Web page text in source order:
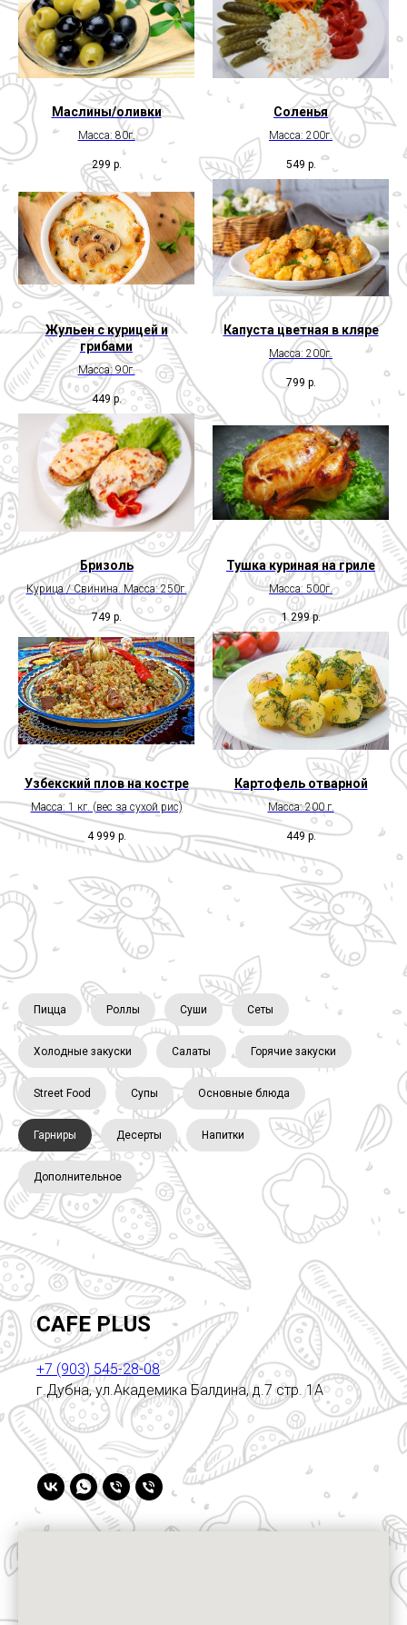
Маслины/оливки
Масса: 80г.
299 р.
Соленья
Масса: 200г.
549 р.
Жульен с курицей и
грибами
Масса: 90г.
449 р.
Капуста цветная в кляре
Масса: 200г.
799 р.
Бризоль
Курица / Свинина. Масса: 250г.
749 р.
Тушка куриная на гриле
Масса: 500г.
1 299 р.
Узбекский плов на костре
Масса: 1 кг. (вес за сухой рис)
4 999 р.
Картофель отварной
Масса: 200 г.
449 р.
Пицца Роллы Суши Сеты
Холодные закуски Салаты Горячие закуски
Street Food Супы Основные блюда
Гарниры Десерты Напитки
Дополнительное
CAFE PLUS
+7 (903) 545-28-08
г.Дубна, ул.Академика Балдина, д.7 стр. 1А